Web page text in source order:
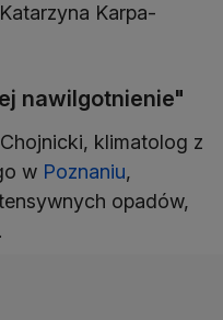
Karpa-
nawilgotnienie"
klimatolog z
w Poznaniu,
opadów,